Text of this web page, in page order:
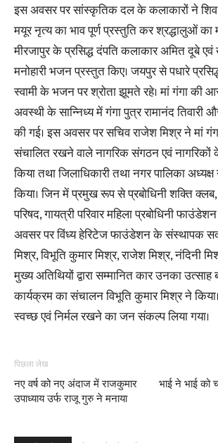
इस अवसर पर सांस्कृतिक दल के कलाकारों ने
मयूर नृत्य का भाव पूर्ण प्रस्तुति कर श्रद्धालुओं का
मीरजापुर के प्रसिद्ध दंपति कलाकार अमित दूबे
मनोहारी भजन प्रस्तुत किए। जयपुर से पधारे
स्वामी के भजन पर श्रोता झूमते रहे। मां गंगा की
अवस्थी के सान्निध्य में गंगा पुत्र रामानंद तिवारी
की गई। इस अवसर पर सचिव राजेश मिश्र ने मां
संचालित रखने वाले नागरिक संगठन एवं नागरिकों
किया तथा जिलाधिकारी तथा नगर पालिका
किया। जिन में प्रमुख रूप से प्रबोधिनी शक्ति
परिषद, गायत्री परिवार महिला प्रबोधिनी
अवसर पर विंध्य हेरिटेज फाउंडेशन के संस्थापक
मिश्र, विभूति कुमार मिश्र, राजेश मिश्र, नंदिनी
मुख्य अतिथियों द्वारा सम्मानित कार उनका उत्साह
कार्यक्रम का संचालन विभूति कुमार मिश्र ने
स्वच्छ एवं निर्मल रखने का जन संकल्प लिया गया।
पिछला लेख
नए वर्ष को नए अंदाज में राजकुमार
उपाध्याय उर्फ राजू गुरु ने मनाया
भाई ने भाई को